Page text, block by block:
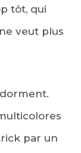
tôt, qui
veut plus
par un